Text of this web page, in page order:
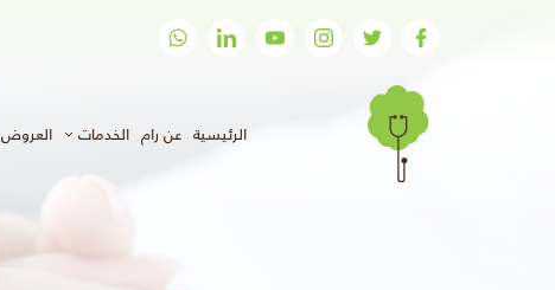
الرئيسية(الحالي)
عن رام الخدمات العروض